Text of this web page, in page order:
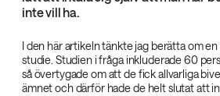
inte vill ha.
I den här artikeln tänkte jag berätta om
studie. Studien i fråga inkluderade 60
så övertygade om att de fick allvarliga
ämnet och därför hade de helt slutat att